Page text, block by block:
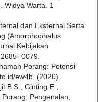
Widya Warta. 1
dan Eksternal Serta
(Amorphophalus
Kebijakan
0079.
Porang: Potensi
ew4b. (2020).
B.S., Ginting E.,
Pengenalan,